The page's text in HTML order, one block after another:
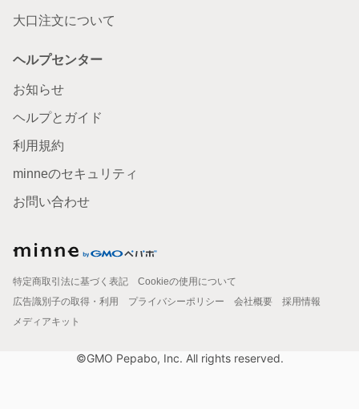
大口注文について
ヘルプセンター
お知らせ
ヘルプとガイド
利用規約
minneのセキュリティ
お問い合わせ
特定商取引法に基づく表記
Cookieの使用について
広告識別子の取得・利用
プライバシーポリシー 会社概要
採用情報
メディアキット
©GMO Pepabo, Inc. All rights reserved.